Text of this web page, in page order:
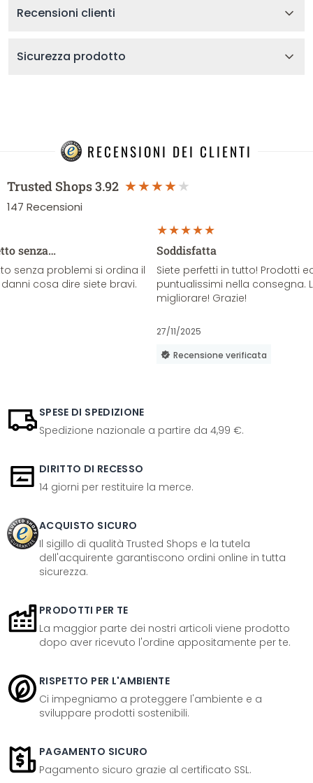
Recensioni clienti
Sicurezza prodotto
RECENSIONI DEI CLIENTI
Trusted Shops3.92
147 Recensioni
senza…
senza problemi si ordina il
cosa dire siete bravi.
Soddisfatta
Siete perfetti in tutto! Prodotti
puntualissimi nella consegna.
migliorare! Grazie!
27/11/2025
Recensione verificata
SPESE DI SPEDIZIONE
Spedizione nazionale a partire da 4,99 €.
DIRITTO DI RECESSO
14 giorni per restituire la merce.
ACQUISTO SICURO
Il sigillo di qualità Trusted Shops e la tutela
dell'acquirente garantiscono ordini online in tutta
sicurezza.
PRODOTTI PER TE
La maggior parte dei nostri articoli viene prodotto
dopo aver ricevuto l'ordine appositamente per te.
RISPETTO PER L'AMBIENTE
Ci impegniamo a proteggere l'ambiente e a
sviluppare prodotti sostenibili.
PAGAMENTO SICURO
Pagamento sicuro grazie al certificato SSL.